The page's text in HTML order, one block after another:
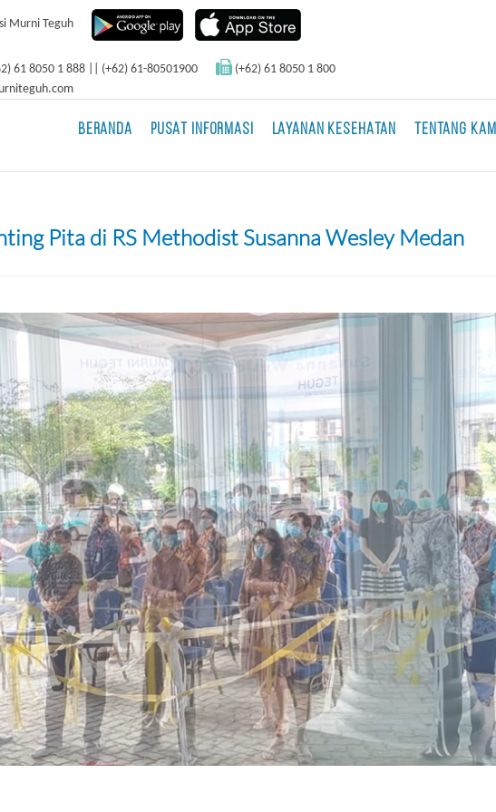
Murni Teguh
61 8050 1 888 || (+62) 61-80501900
(+62) 61 8050 1 800
BERANDA PUSAT INFORMASI LAYANAN KESEHATAN TENTANG KAMI
Pita di RS Methodist Susanna Wesley Medan